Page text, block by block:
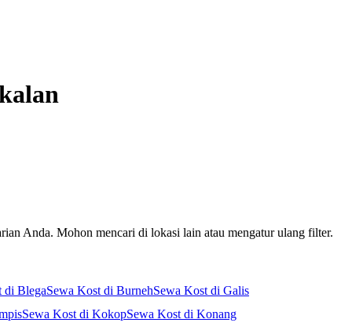
Anda. Mohon mencari di lokasi lain atau mengatur ulang filter.
di BlegaSewa Kost di BurnehSewa Kost di Galis
Sewa Kost di KokopSewa Kost di Konang